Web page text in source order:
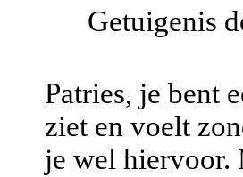
Getuigenis
Patries, je bent
ziet en voelt
je wel hiervoor.